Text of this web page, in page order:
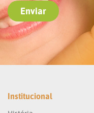
Institucional